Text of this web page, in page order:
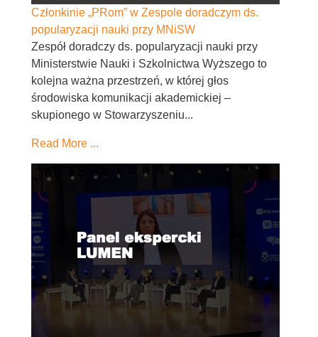
Członkinie „PRom” w Zespole doradczym ds.
popularyzacji nauki przy MNiSW
Zespół doradczy ds. popularyzacji nauki przy
Ministerstwie Nauki i Szkolnictwa Wyższego to
kolejna ważna przestrzeń, w której głos
środowiska komunikacji akademickiej –
skupionego w Stowarzyszeniu...
Read More ...